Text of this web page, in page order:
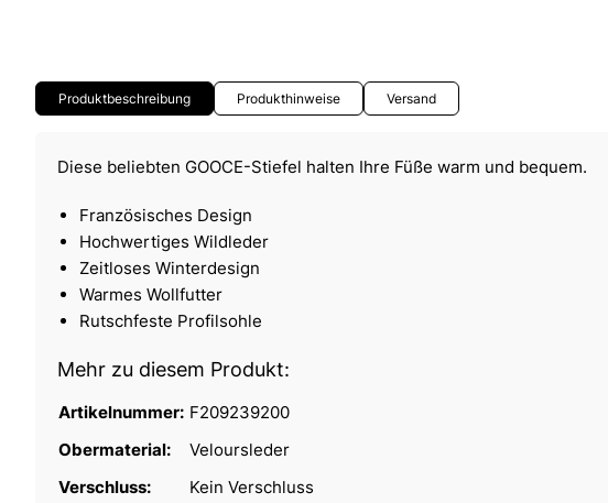
Produktbeschreibung Produkthinweise Versand
Diese beliebten GOOCE-Stiefel halten Ihre Füße warm und bequem.
Französisches Design
Hochwertiges Wildleder
Zeitloses Winterdesign
Warmes Wollfutter
Rutschfeste Profilsohle
Mehr zu diesem Produkt:
Artikelnummer: F209239200
Obermaterial:
Veloursleder
Verschluss:
Kein Verschluss